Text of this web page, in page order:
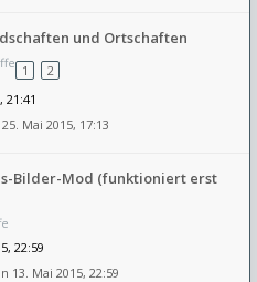
und Ortschaften
1
2
21:41
25. Mai 2015, 17:13
Bilder-Mod (funktioniert erst
22:59
13. Mai 2015, 22:59